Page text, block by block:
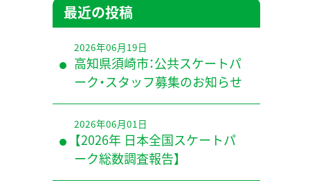
最近の投稿
2026年06月19日
高知県須崎市：公共スケートパ
ーク・スタッフ募集のお知らせ
2026年06月01日
【2026年 日本全国スケートパ
ーク総数調査報告】